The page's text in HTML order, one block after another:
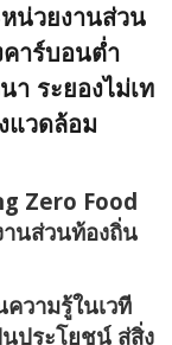
น่วยงานส่วน
คาร์บอนต่ำ
า ระยองไม่เท
แวดล้อม
Zero Food
นส่วนท้องถิ่น
วามรู้ในเวที
นประโยชน์ สู่สิ่ง